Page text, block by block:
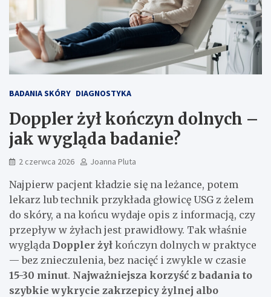
BADANIA SKÓRY DIAGNOSTYKA
Doppler żył kończyn dolnych –
jak wygląda badanie?
2 czerwca 2026 Joanna Pluta
Najpierw pacjent kładzie się na leżance, potem
lekarz lub technik przykłada głowicę USG z żelem
do skóry, a na końcu wydaje opis z informacją, czy
przepływ w żyłach jest prawidłowy. Tak właśnie
wygląda Doppler żył kończyn dolnych w praktyce
— bez znieczulenia, bez nacięć i zwykle w czasie
15-30 minut. Najważniejsza korzyść z badania to
szybkie wykrycie zakrzepicy żylnej albo